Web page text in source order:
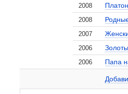
2008
Платон
2008
2007
2006
2006
Папа
Дмитрий Мазуров на сайте
, поделитесь